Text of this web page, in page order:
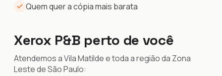
Quem quer a cópia mais barata
Xerox P&B perto de você
Atendemos a Vila Matilde e toda a região da Zona
Leste de São Paulo: